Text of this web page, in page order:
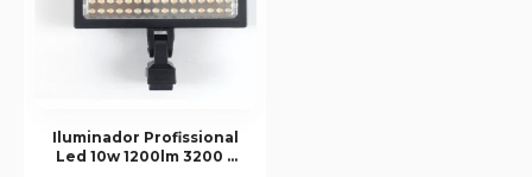
Iluminador Profissional
Led 10w 1200lm 3200 –